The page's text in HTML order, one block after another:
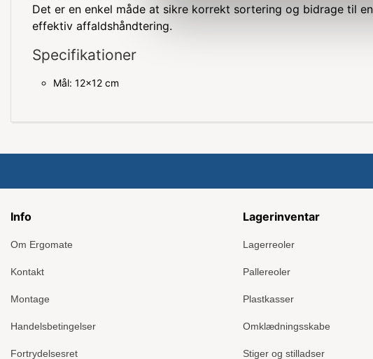
Det er en enkel måde at sikre korrekt sortering og bidrage til
effektiv affaldshåndtering.
Specifikationer
Mål: 12x12 cm
Info
Om Ergomate
Kontakt
Montage
Handelsbetingelser
Fortrydelsesret
Lagerinventar
Lagerreoler
Pallereoler
Plastkasser
Omklædningsskabe
Stiger og stilladser